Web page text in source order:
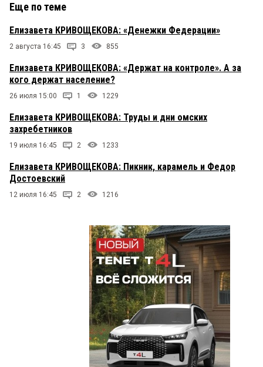
Еще по теме
Елизавета КРИВОЩЕКОВА: «Денежки Федерации»
2 августа 16:45 3 855
Елизавета КРИВОЩЕКОВА: «Держат на контроле». А за
кого держат население?
26 июля 15:00 1 1229
Елизавета КРИВОЩЕКОВА: Труды и дни омских
захребетников
19 июля 16:45 2 1233
Елизавета КРИВОЩЕКОВА: Пикник, карамель и Федор
Достоевский
12 июля 16:45 2 1216